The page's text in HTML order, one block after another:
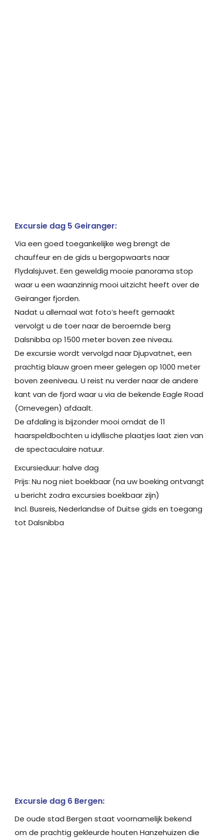
Excursie dag 5 Geiranger:
Via een goed toegankelijke weg brengt de
chauffeur en de gids u bergopwaarts naar
Flydalsjuvet. Een geweldig mooie panorama stop
waar u een waanzinnig mooi uitzicht heeft over de
Geiranger fjorden.
Nadat u allemaal wat foto’s heeft gemaakt
vervolgt u de toer naar de beroemde berg
Dalsnibba op 1500 meter boven zee niveau.
De excursie wordt vervolgd naar Djupvatnet, een
prachtig blauw groen meer gelegen op 1000 meter
boven zeeniveau. U reist nu verder naar de andere
kant van de fjord waar u via de bekende Eagle Road
(Ornevegen) afdaalt.
De afdaling is bijzonder mooi omdat de 11
haarspeldbochten u idyllische plaatjes laat zien van
de spectaculaire natuur.
Excursieduur: halve dag
Prijs: Nu nog niet boekbaar (na uw boeking ontvangt
u bericht zodra excursies boekbaar zijn)
Incl. Busreis, Nederlandse of Duitse gids en toegang
tot Dalsnibba
Excursie dag 6 Bergen:
De oude stad Bergen staat voornamelijk bekend
om de prachtig gekleurde houten Hanzehuizen die